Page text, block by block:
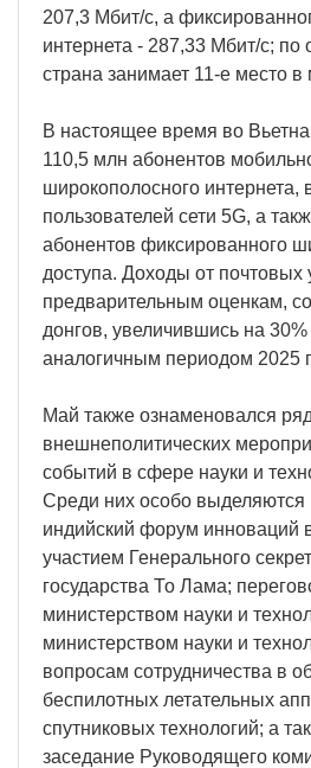
207,3 Мбит/с, а
интернета - 287,33 Мбит/с; по
страна занимает 11-е место в
В настоящее время во
110,5 млн абонентов
широкополосного интернета,
пользователей сети 5G, а
абонентов фиксированного
доступа. Доходы от почтовых
предварительным оценкам,
донгов, увеличившись на
аналогичным периодом 2025
Май также ознаменовался
внешнеполитических
событий в сфере науки и
Среди них особо выделяются
индийский форум инноваций
участием Генерального
государства То Лама;
министерством науки и
министерством науки и
вопросам сотрудничества в
беспилотных летательных
спутниковых технологий; а
заседание Руководящего